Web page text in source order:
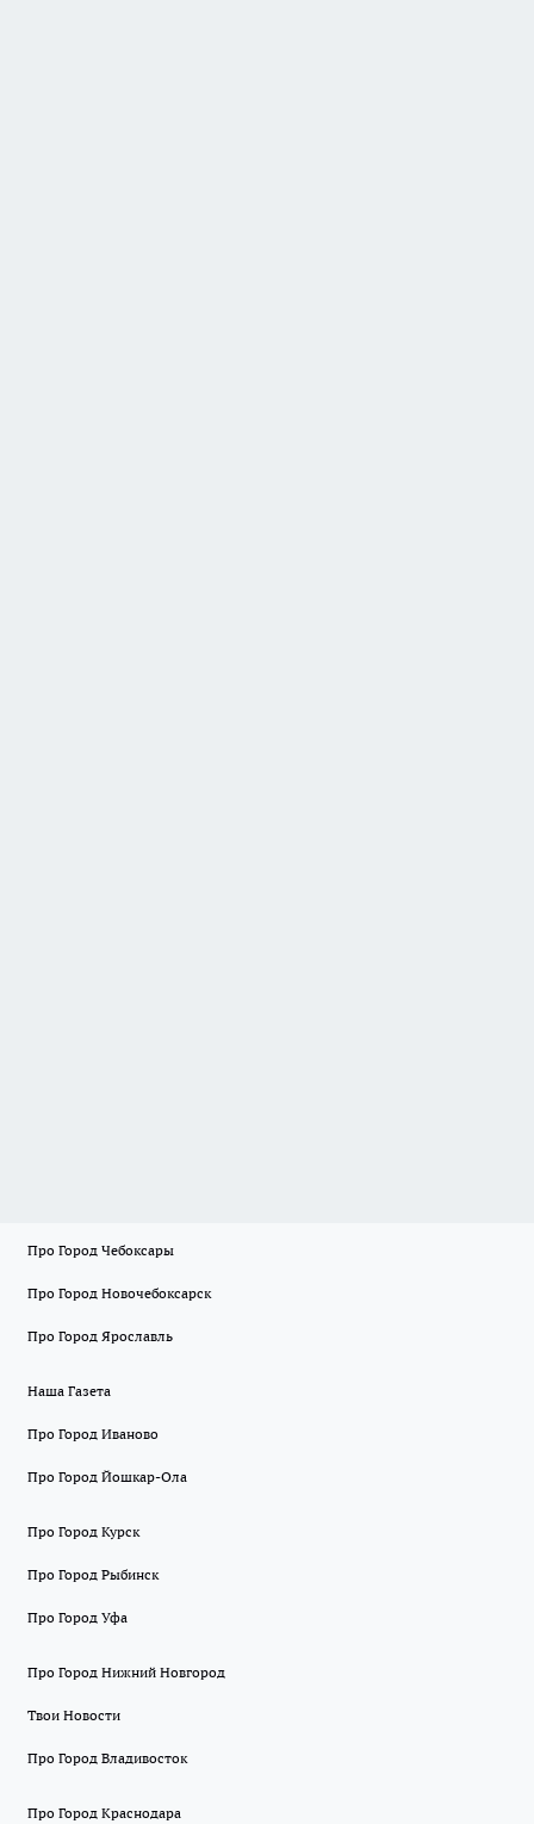
Про Город Чебоксары
Про Город Новочебоксарск
Про Город Ярославль
Наша Газета
Про Город Иваново
Про Город Йошкар-Ола
Про Город Курск
Про Город Рыбинск
Про Город Уфа
Про Город Нижний Новгород
Твои Новости
Про Город Владивосток
Про Город Краснодара